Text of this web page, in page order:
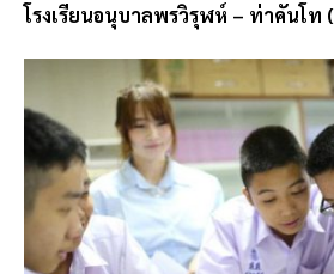
โรงเรียนอนุบาลพรวิรุฬห์ – ท่าคันโท